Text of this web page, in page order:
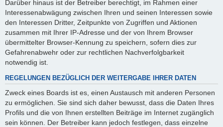
Darüber hinaus ist der Betreiber berechtigt, im Rahmen einer
Interessenabwägung zwischen Ihren und seinen Interessen sowie
den Interessen Dritter, Zeitpunkte von Zugriffen und Aktionen
zusammen mit Ihrer IP-Adresse und der von Ihrem Browser
übermittelter Browser-Kennung zu speichern, sofern dies zur
Gefahrenabwehr oder zur rechtlichen Nachverfolgbarkeit
notwendig ist.
REGELUNGEN BEZÜGLICH DER WEITERGABE IHRER DATEN
Zweck eines Boards ist es, einen Austausch mit anderen Personen
zu ermöglichen. Sie sind sich daher bewusst, dass die Daten Ihres
Profils und die von Ihnen erstellten Beiträge im Internet zugänglich
sein können. Der Betreiber kann jedoch festlegen, dass einzelne